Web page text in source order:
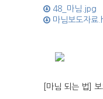
48_마님.jpg
마님보도자료
[마님 되는 법]